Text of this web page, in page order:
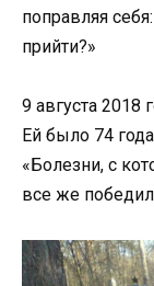
поправляя
прийти?»
9 августа 2018
Ей было 74
«Болезни, с
все же